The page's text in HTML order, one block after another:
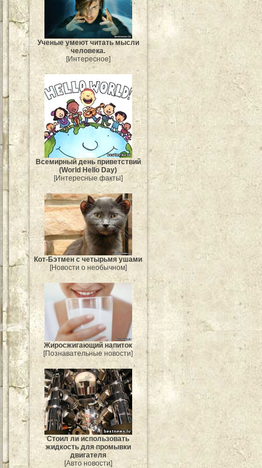
Ученые умеют читать мысли
человека.
[Интересное]
Всемирный день приветствий
(World Hello Day)
[Интересные факты]
Кот-Бэтмен с четырьмя ушами
[Новости о необычном]
Жиросжигающий напиток
[Познавательные новости]
Стоил ли использовать
жидкость для промывки
двигателя
[Авто новости]